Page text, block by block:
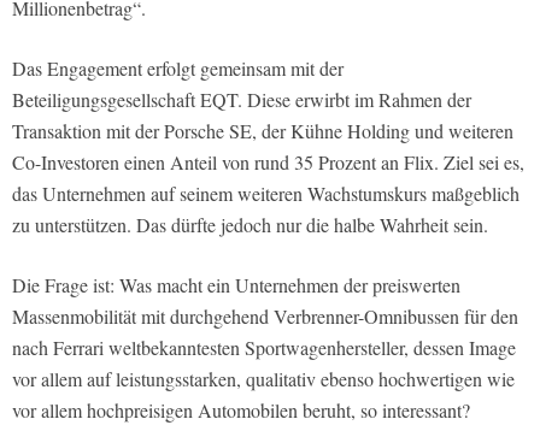
Millionenbetrag“.
Das Engagement erfolgt gemeinsam mit der
Beteiligungsgesellschaft EQT. Diese erwirbt im Rahmen der
Transaktion mit der Porsche SE, der Kühne Holding und weiteren
Co-Investoren einen Anteil von rund 35 Prozent an Flix. Ziel sei es,
das Unternehmen auf seinem weiteren Wachstumskurs maßgeblich
zu unterstützen. Das dürfte jedoch nur die halbe Wahrheit sein.
Die Frage ist: Was macht ein Unternehmen der preiswerten
Massenmobilität mit durchgehend Verbrenner-Omnibussen für den
nach Ferrari weltbekanntesten Sportwagenhersteller, dessen Image
vor allem auf leistungsstarken, qualitativ ebenso hochwertigen wie
vor allem hochpreisigen Automobilen beruht, so interessant?